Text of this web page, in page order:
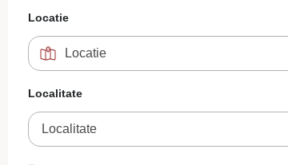
Locatie
Localitate
Localitate